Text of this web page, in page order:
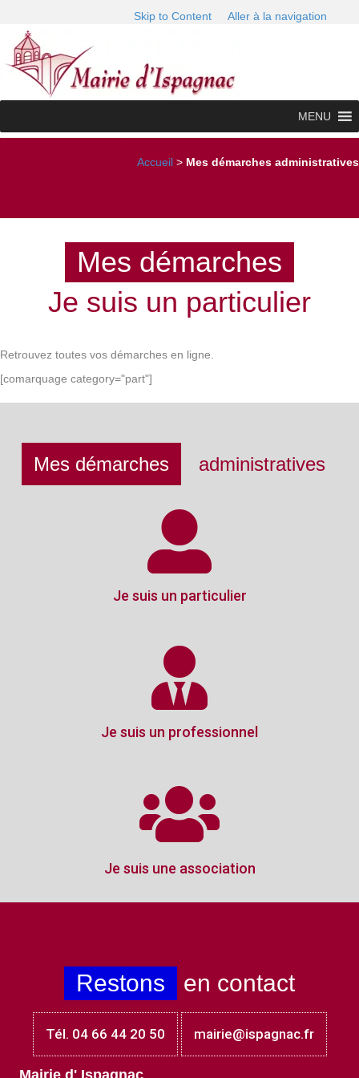
Skip to Content Aller à la navigation
MENU
Accueil > Mes démarches administratives
Mes démarches
Je suis un particulier
Retrouvez toutes vos démarches en ligne.
[comarquage category="part"]
Mes démarches administratives
Je suis un particulier
Je suis un professionnel
Je suis une association
Restons en contact
Tél. 04 66 44 20 50 mairie@ispagnac.fr
Mairie d' Ispagnac